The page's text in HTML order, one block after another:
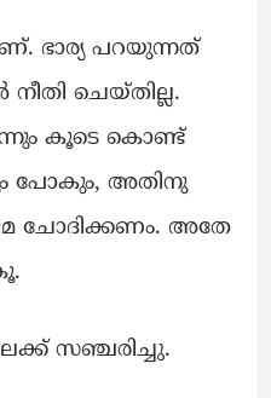
ഭാര്യ പറയുന്നത്
നീതി ചെയ്തില്ല.
കൂടെ കൊണ്ട്
പോകും, അതിനു
ചോദിക്കണം. അതേ
സഞ്ചരിച്ചു.